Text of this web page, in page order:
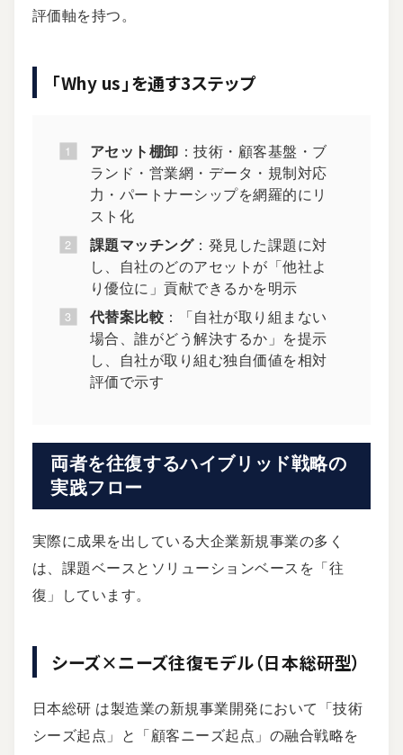
評価軸を持つ。
「Why us」を通す3ステップ
アセット棚卸 ：技術・顧客基盤・ブ
ランド・営業網・データ・規制対応
力・パートナーシップを網羅的にリ
スト化
課題マッチング：発見した課題に対
し、自社のどのアセットが「他社よ
り優位に」貢献できるかを明示
代替案比較 ：「自社が取り組まない
場合、誰がどう解決するか」を提示
し、自社が取り組む独自価値を相対
評価で示す
両者を往復するハイブリッド戦略の
実践フロー
実際に成果を出している大企業新規事業の多く
は、課題ベースとソリューションベースを「往
復」しています。
シーズ×ニーズ往復モデル（日本総研型）
日本総研 は製造業の新規事業開発において「技術
シーズ起点」と「顧客ニーズ起点」の融合戦略を